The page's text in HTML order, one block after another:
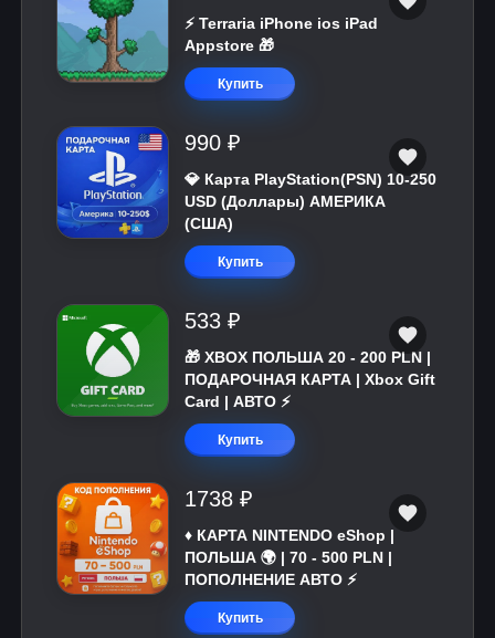
⚡️ Terraria iPhone ios iPad
Appstore 🎁
Купить
990 ₽
💎 Карта PlayStation(PSN) 10-250
USD (Доллары) АМЕРИКА
(США)
Купить
533 ₽
🎁 XBOX ПОЛЬША 20 - 200 PLN |
ПОДАРОЧНАЯ КАРТА | Xbox Gift
Card | АВТО ⚡
Купить
1738 ₽
♦️ КАРТА NINTENDO eShop |
ПОЛЬША 🌍 | 70 - 500 PLN |
ПОПОЛНЕНИЕ АВТО ⚡
Купить